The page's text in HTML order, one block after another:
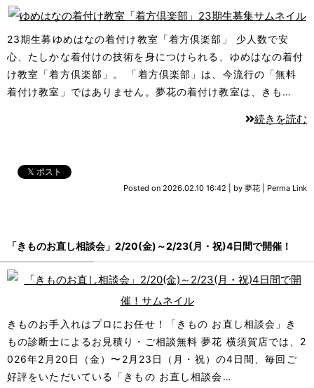
23期生募ゆめはなの着付け教室「着方倶楽部」 少人数で安
心、たしかな着付けの技術を身につけられる、ゆめはなの着付
け教室「着方倶楽部」。 「着方倶楽部」は、今流行の「無料
着付け教室」ではありません。夢花の着付け教室は、きも…
続きを読む
𝕏 ポスト
Posted on 2026.02.10 16:42 by 夢花 Perma Link
「きものお直し相談会」2/20(金)～2/23(月・祝)4日間で開催！
きものお手入れはプロにお任せ！「きもの お直し相談会」き
もの診断士によるお見積り・ご相談無料 夢花 横須賀店では、2
026年2月20日（金）〜2月23日（月・祝）の4日間、毎回ご
好評をいただいている「きもの お直し相談会…